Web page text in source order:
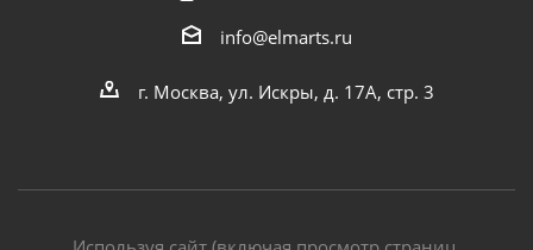
info@elmarts.ru
г. Москва, ул. Искры, д. 17А, стр. 3